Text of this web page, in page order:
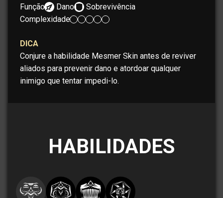
Função:
Dano
Sobrevivência
Complexidade:
DICA
Conjure a habilidade Mesmer Skin antes de reviver
aliados para prevenir dano e atordoar qualquer
inimigo que tentar impedi-lo.
HABILIDADES